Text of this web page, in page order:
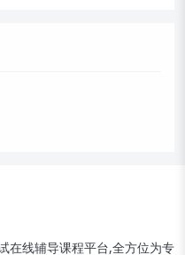
在线辅导课程平台,全方位为专